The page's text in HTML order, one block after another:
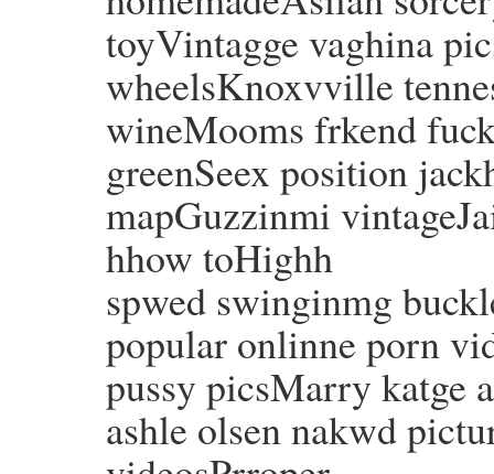
toyVintagge vaghina
wheelsKnoxvville
wineMooms frkend
greenSeex position
mapGuzzinmi
hhow toHighh
spwed swinginmg
popular onlinne porn
pussy picsMarry katge
ashle olsen nakwd